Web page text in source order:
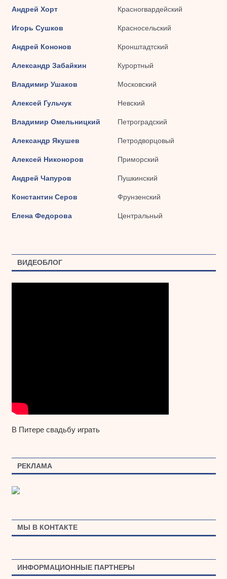
Андрей Хорт Красногвардейский
Игорь Сушков Красносельский
Андрей Кононов Кронштадтский
Александр Забайкин Курортный
Владимир Ушаков Московский
Алексей Гульчук Невский
Владимир Омельницкий Петроградский
Александр Якушев Петродворцовый
Алексей Никоноров Приморский
Андрей Чапуров Пушкинский
Константин Серов Фрунзенский
Елена Федорова Центральный
ВИДЕОБЛОГ
В Питере свадьбу играть
РЕКЛАМА
МЫ В КОНТАКТЕ
ИНФОРМАЦИОННЫЕ ПАРТНЕРЫ